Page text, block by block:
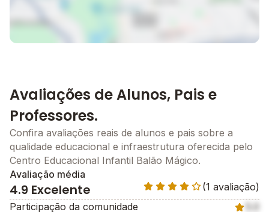
Avaliações de Alunos, Pais e
Professores.
Confira avaliações reais de alunos e pais sobre a
qualidade educacional e infraestrutura oferecida pelo
Centro Educacional Infantil Balão Mágico.
Avaliação média
4.9 Excelente
(1 avaliação)
Participação da comunidade